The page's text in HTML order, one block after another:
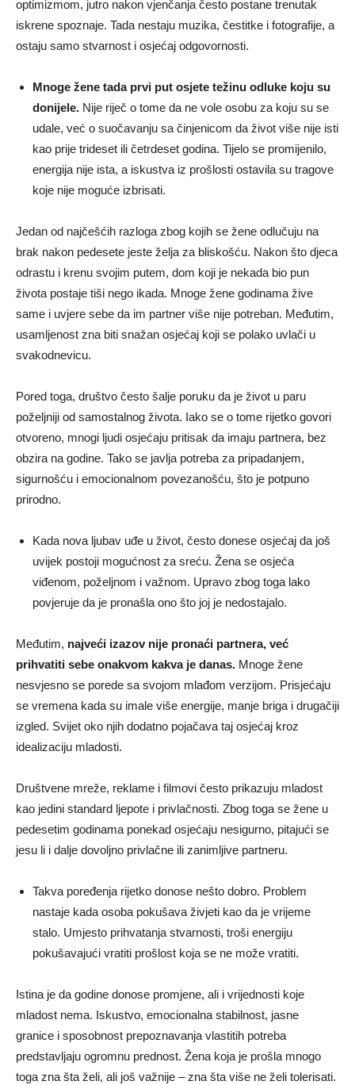
optimizmom, jutro nakon vjenčanja često postane trenutak
iskrene spoznaje. Tada nestaju muzika, čestitke i fotografije, a
ostaju samo stvarnost i osjećaj odgovornosti.
Mnoge žene tada prvi put osjete težinu odluke koju su
donijele. Nije riječ o tome da ne vole osobu za koju su se
udale, već o suočavanju sa činjenicom da život više nije isti
kao prije trideset ili četrdeset godina. Tijelo se promijenilo,
energija nije ista, a iskustva iz prošlosti ostavila su tragove
koje nije moguće izbrisati.
Jedan od najčešćih razloga zbog kojih se žene odlučuju na
brak nakon pedesete jeste želja za bliskošću. Nakon što djeca
odrastu i krenu svojim putem, dom koji je nekada bio pun
života postaje tiši nego ikada. Mnoge žene godinama žive
same i uvjere sebe da im partner više nije potreban. Međutim,
usamljenost zna biti snažan osjećaj koji se polako uvlači u
svakodnevicu.
Pored toga, društvo često šalje poruku da je život u paru
poželjniji od samostalnog života. Iako se o tome rijetko govori
otvoreno, mnogi ljudi osjećaju pritisak da imaju partnera, bez
obzira na godine. Tako se javlja potreba za pripadanjem,
sigurnošću i emocionalnom povezanošću, što je potpuno
prirodno.
Kada nova ljubav uđe u život, često donese osjećaj da još
uvijek postoji mogućnost za sreću. Žena se osjeća
viđenom, poželjnom i važnom. Upravo zbog toga lako
povjeruje da je pronašla ono što joj je nedostajalo.
Međutim, najveći izazov nije pronaći partnera, već
prihvatiti sebe onakvom kakva je danas. Mnoge žene
nesvjesno se porede sa svojom mlađom verzijom. Prisjećaju
se vremena kada su imale više energije, manje briga i drugačiji
izgled. Svijet oko njih dodatno pojačava taj osjećaj kroz
idealizaciju mladosti.
Društvene mreže, reklame i filmovi često prikazuju mladost
kao jedini standard ljepote i privlačnosti. Zbog toga se žene u
pedesetim godinama ponekad osjećaju nesigurno, pitajući se
jesu li i dalje dovoljno privlačne ili zanimljive partneru.
Takva poređenja rijetko donose nešto dobro. Problem
nastaje kada osoba pokušava živjeti kao da je vrijeme
stalo. Umjesto prihvatanja stvarnosti, troši energiju
pokušavajući vratiti prošlost koja se ne može vratiti.
Istina je da godine donose promjene, ali i vrijednosti koje
mladost nema. Iskustvo, emocionalna stabilnost, jasne
granice i sposobnost prepoznavanja vlastitih potreba
predstavljaju ogromnu prednost. Žena koja je prošla mnogo
toga zna šta želi, ali još važnije – zna šta više ne želi tolerisati.